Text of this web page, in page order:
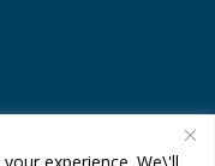
experience. We\'ll